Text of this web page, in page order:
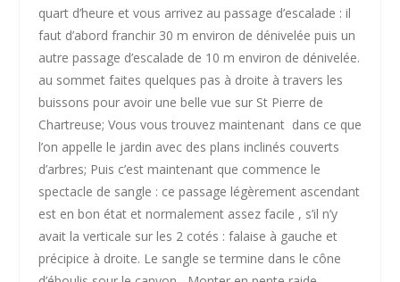
quart d’heure et vous arrivez au passage d’escalade : il
faut d’abord franchir 30 m environ de dénivelée puis un
autre passage d’escalade de 10 m environ de dénivelée.
au sommet faites quelques pas à droite à travers les
buissons pour avoir une belle vue sur St Pierre de
Chartreuse; Vous vous trouvez maintenant dans ce que
l’on appelle le jardin avec des plans inclinés couverts
d’arbres; Puis c’est maintenant que commence le
spectacle de sangle : ce passage légèrement ascendant
est en bon état et normalement assez facile , s’il n’y
avait la verticale sur les 2 cotés : falaise à gauche et
précipice à droite. Le sangle se termine dans le cône